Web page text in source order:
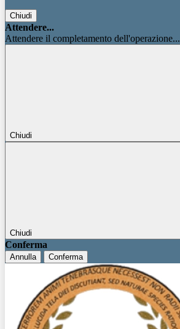
Chiudi
Attendere...
Attendere il completamento dell'operazione...
Chiudi
Chiudi
Conferma
Annulla Conferma